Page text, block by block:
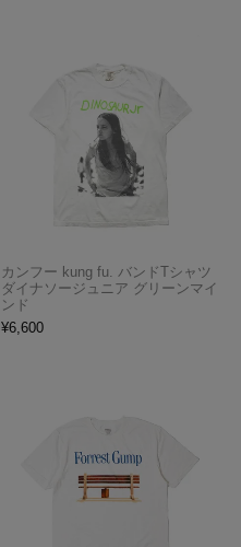
カンフー kung fu. バンドTシャツ
ダイナソージュニア グリーンマイ
ンド
¥6,600